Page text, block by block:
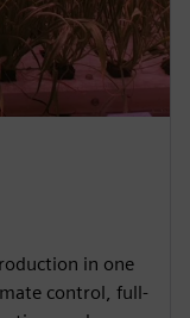
in one
control, full-